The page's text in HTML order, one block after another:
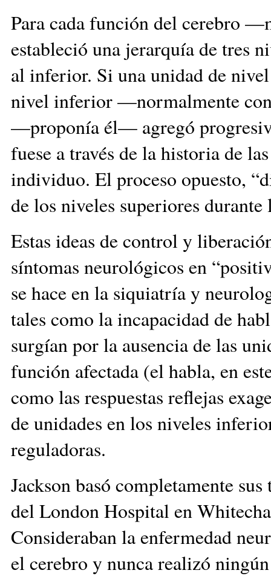
Para cada función del cerebro
estableció una jerarquía de tres
al inferior. Si una unidad de
nivel inferior —normalmente
—proponía él— agregó
fuese a través de la historia de
individuo. El proceso opuesto,
de los niveles superiores
Estas ideas de control y
síntomas neurológicos en
se hace en la siquiatría y
tales como la incapacidad de
surgían por la ausencia de las
función afectada (el habla, en
como las respuestas reflejas
de unidades en los niveles
reguladoras.
Jackson basó completamente
del London Hospital en
Consideraban la enfermedad
el cerebro y nunca realizó